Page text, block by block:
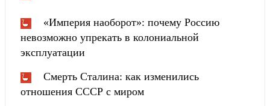
«Империя наоборот»: почему Россию
невозможно упрекать в колониальной
эксплуатации
Смерть Сталина: как изменились
отношения СССР с миром